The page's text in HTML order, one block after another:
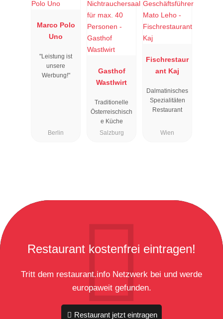
Marco Polo
Uno
"Leistung ist
unsere
Werbung!"
Berlin
Gasthof
Wastlwirt
Traditionelle
Österreischisch
e Küche
Salzburg
Fischrestaur
ant Kaj
Dalmatinisches
Spezialitäten
Restaurant
Wien
Restaurant kostenfrei eintragen!
Tritt dem restaurant.info Netzwerk bei und werde
europaweit gefunden.
Restaurant jetzt eintragen